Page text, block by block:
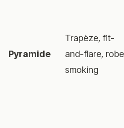
Pyramide
Trapèze, fit-
and-flare, robe
smoking